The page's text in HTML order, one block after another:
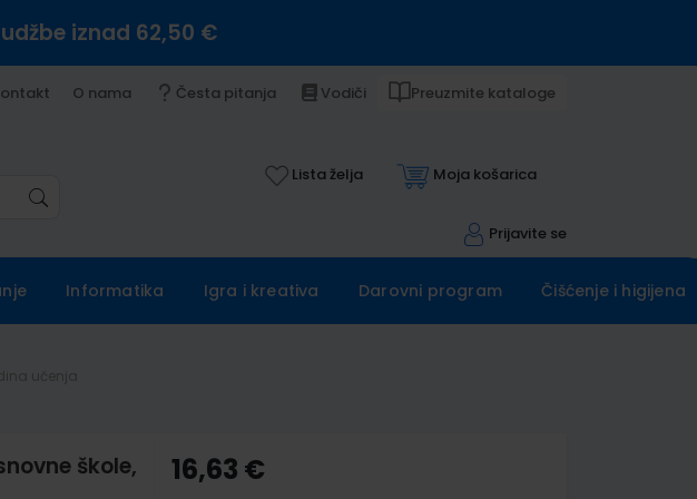
iznad 62,50 €
O nama Česta pitanja Vodiči Preuzmite kataloge
Lista želja Moja košarica
Prijavite se
Informatika Igra i kreativa Darovni program Čišćenje i higijena
škole,
16,63 €